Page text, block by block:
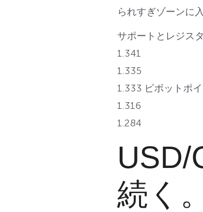
られすぎゾーンに
サポートとレジス
1.341
1.335
1.333 ピボットポイ
1.316
1.284
USD/
続く。